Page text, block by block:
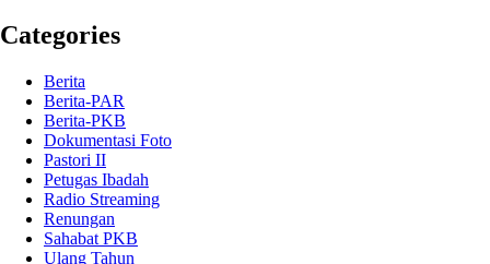
Categories
Berita
Berita-PAR
Berita-PKB
Dokumentasi Foto
Pastori II
Petugas Ibadah
Radio Streaming
Renungan
Sahabat PKB
Ulang Tahun